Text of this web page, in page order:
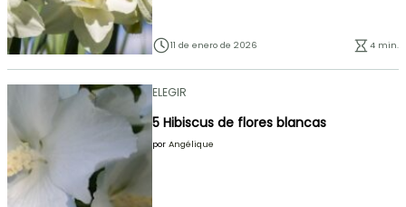
11 de enero de 2026 4 min.
ELEGIR
5 Hibiscus de flores blancas
por Angélique